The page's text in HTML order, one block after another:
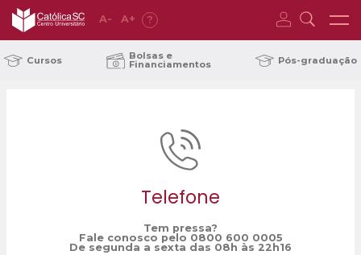
A- A+ ?
Cursos Bolsas e
Financiamentos Pós-graduação
Telefone
Tem pressa?
Fale conosco pelo 0800 600 0005
De segunda a sexta das 08h às 22h16